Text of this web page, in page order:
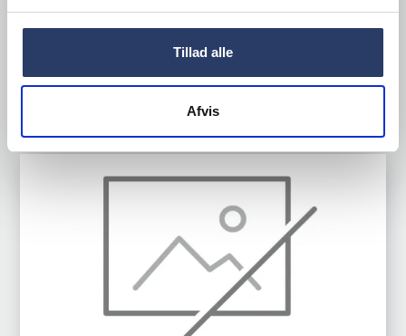
Tillad alle
Afvis